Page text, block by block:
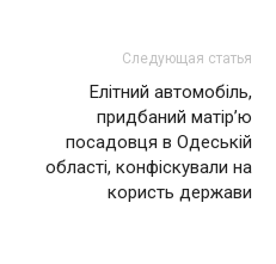
Следующая статья
Елітний автомобіль,
придбаний матір’ю
посадовця в Одеській
області, конфіскували на
користь держави